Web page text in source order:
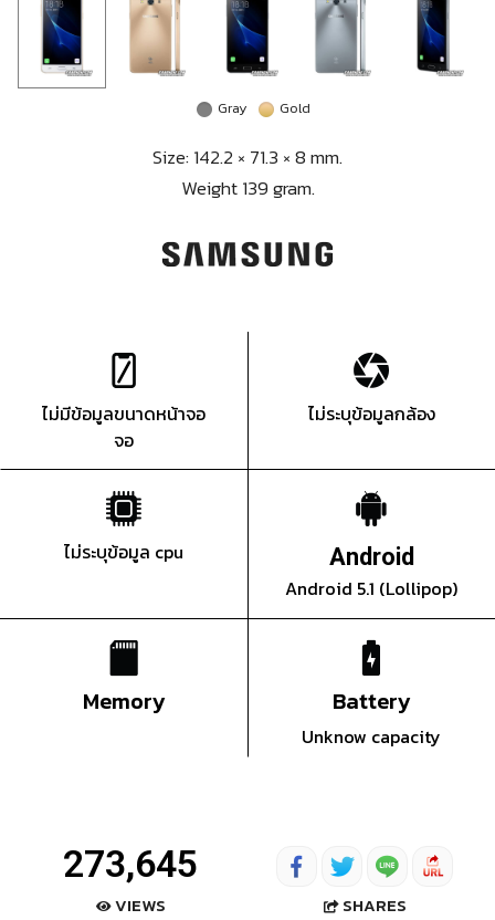
Gray Gold
Size: 142.2 × 71.3 × 8 mm.
Weight 139 gram.
ไม่มีข้อมูลขนาดหน้าจอ
จอ
ไม่ระบุข้อมูลกล้อง
ไม่ระบุข้อมูล cpu Android
Android 5.1 (Lollipop)
Memory Battery
Unknow capacity
273,645
VIEWS SHARES